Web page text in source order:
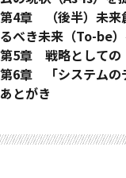
永遠のズレを社会イ
システムのデザイン
ジェクトの事例
デザインは進化する
システムの全体最適へ
レンズ③「入れ子構
この章の学びのポイ
4大思考法の応用と
冒険のための装備と
Step1 システムのエ
【思考法】エージェ
【メソッド】「シス
【マインドセット】
Step2 エージェント
【思考法】親和性と
【メソッド】親和性
第4章 （後半）未来
るべき未来（To-be
システムのデザイン
崖を越えるもの
ビジョンが均衡を突破
【思考法】ビジョン
【メソッド】意図の
第5章 戦略としての
イノベーション戦略
新たなパブリックイ
新たなファイナンス
新たなリーダーシッ
第6章 「システムの
Case1 「メンタルヘ
Case3 「精神・発達
Case4 「北海道大学
あとがき